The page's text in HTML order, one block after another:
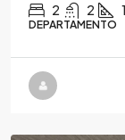
2 2
DEPARTAMENTO